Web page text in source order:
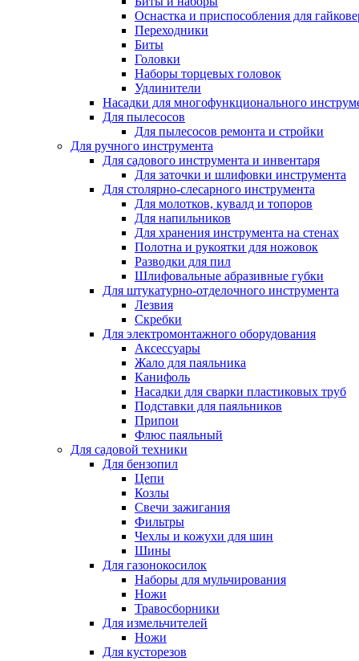
Оснастка и приспособления для
Переходники
Биты
Головки
Наборы торцевых головок
Удлинители
Насадки для многофункционального
Для пылесосов
Для пылесосов ремонта и стройки
Для ручного инструмента
Для садового инструмента и инвентаря
Для заточки и шлифовки инструмента
Для столярно-слесарного инструмента
Для молотков, кувалд и топоров
Для напильников
Для хранения инструмента на стенах
Полотна и рукоятки для ножовок
Разводки для пил
Шлифовальные абразивные губки
Для штукатурно-отделочного инструмента
Лезвия
Скребки
Для электромонтажного оборудования
Аксессуары
Жало для паяльника
Канифоль
Насадки для сварки пластиковых труб
Подставки для паяльников
Припои
Флюс паяльный
Для садовой техники
Для бензопил
Цепи
Козлы
Свечи зажигания
Фильтры
Чехлы и кожухи для шин
Шины
Для газонокосилок
Наборы для мульчирования
Ножи
Травосборники
Для измельчителей
Ножи
Для кусторезов